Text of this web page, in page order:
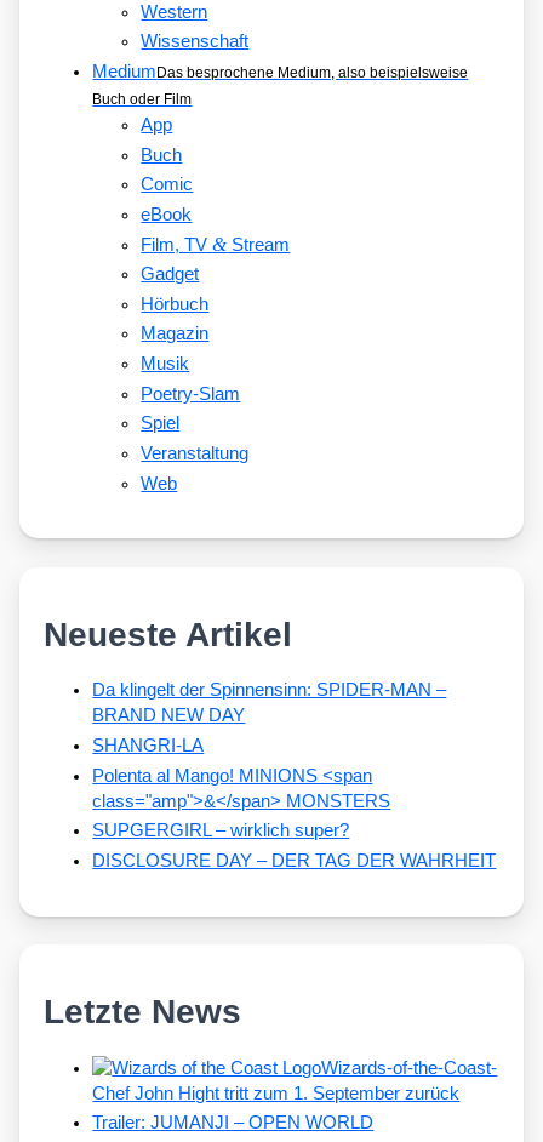
Western
Wissenschaft
Medium Das besprochene Medium, also beispielsweise
Buch oder Film
App
Buch
Comic
eBook
Film, TV&Stream
Gadget
Hörbuch
Magazin
Musik
Poetry-Slam
Spiel
Veranstaltung
Web
Neueste Artikel
Da klingelt der Spinnensinn: SPIDER-MAN –
BRAND NEW DAY
SHANGRI-LA
Polenta al Mango! MINIONS <span
class="amp">&</span> MONSTERS
SUPGERGIRL – wirklich super?
DISCLOSURE DAY – DER TAG DER WAHRHEIT
Letzte News
Wizards-of-the-Coast-
Chef John Hight tritt zum 1. September zurück
Trailer: JUMANJI – OPEN WORLD